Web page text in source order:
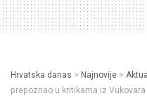
Hrvatska danas > Najnovije >
prepoznao u kritikama iz Vukovara